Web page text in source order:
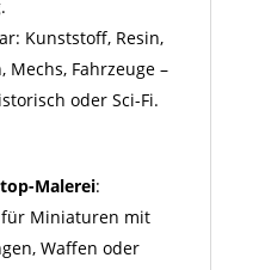
Kunststoff, Resin,
Fahrzeuge –
oder Sci-Fi.
Malerei:
für Miniaturen mit
Waffen oder